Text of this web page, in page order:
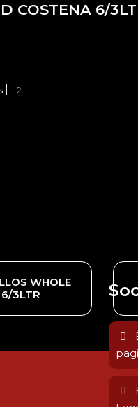
COSTENA 6/
WHOLE
6/3LTR